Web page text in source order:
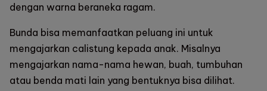
dengan warna beraneka ragam.
Bunda bisa memanfaatkan peluang ini untuk
mengajarkan calistung kepada anak. Misalnya
mengajarkan nama-nama hewan, buah, tumbuhan
atau benda mati lain yang bentuknya bisa dilihat.